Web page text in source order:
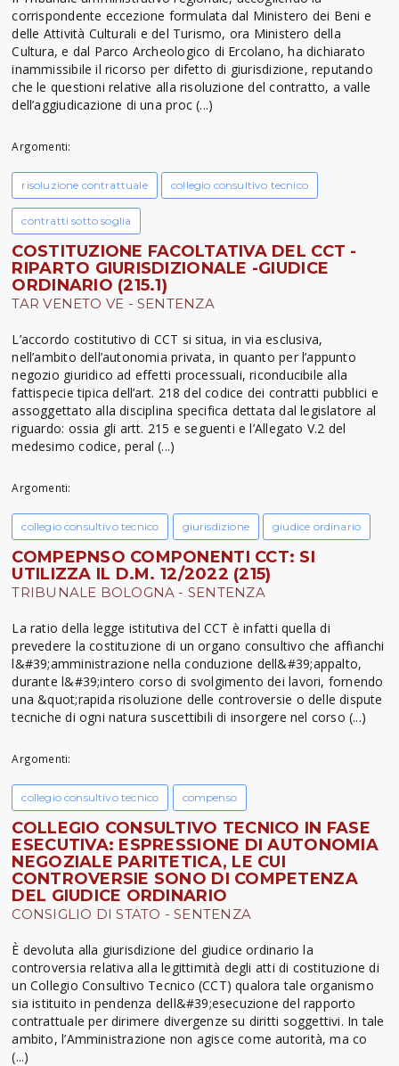
corrispondente eccezione formulata dal Ministero dei Beni e
delle Attività Culturali e del Turismo, ora Ministero della
Cultura, e dal Parco Archeologico di Ercolano, ha dichiarato
inammissibile il ricorso per difetto di giurisdizione, reputando
che le questioni relative alla risoluzione del contratto, a valle
dell’aggiudicazione di una proc (...)
Argomenti:
risoluzione contrattuale collegio consultivo tecnico
contratti sotto soglia
COSTITUZIONE FACOLTATIVA DEL CCT -
RIPARTO GIURISDIZIONALE -GIUDICE
ORDINARIO (215.1)
TAR VENETO VE - SENTENZA
L’accordo costitutivo di CCT si situa, in via esclusiva,
nell’ambito dell’autonomia privata, in quanto per l’appunto
negozio giuridico ad effetti processuali, riconducibile alla
fattispecie tipica dell’art. 218 del codice dei contratti pubblici e
assoggettato alla disciplina specifica dettata dal legislatore al
riguardo: ossia gli artt. 215 e seguenti e l’Allegato V.2 del
medesimo codice, peral (...)
Argomenti:
collegio consultivo tecnico giurisdizione giudice ordinario
COMPEPNSO COMPONENTI CCT: SI
UTILIZZA IL D.M. 12/2022 (215)
TRIBUNALE BOLOGNA - SENTENZA
La ratio della legge istitutiva del CCT è infatti quella di
prevedere la costituzione di un organo consultivo che affianchi
l&#39;amministrazione nella conduzione dell&#39;appalto,
durante l&#39;intero corso di svolgimento dei lavori, fornendo
una &quot;rapida risoluzione delle controversie o delle dispute
tecniche di ogni natura suscettibili di insorgere nel corso (...)
Argomenti:
collegio consultivo tecnico compenso
COLLEGIO CONSULTIVO TECNICO IN FASE
ESECUTIVA: ESPRESSIONE DI AUTONOMIA
NEGOZIALE PARITETICA, LE CUI
CONTROVERSIE SONO DI COMPETENZA
DEL GIUDICE ORDINARIO
CONSIGLIO DI STATO - SENTENZA
È devoluta alla giurisdizione del giudice ordinario la
controversia relativa alla legittimità degli atti di costituzione di
un Collegio Consultivo Tecnico (CCT) qualora tale organismo
sia istituito in pendenza dell&#39;esecuzione del rapporto
contrattuale per dirimere divergenze su diritti soggettivi. In tale
ambito, l’Amministrazione non agisce come autorità, ma co
(...)